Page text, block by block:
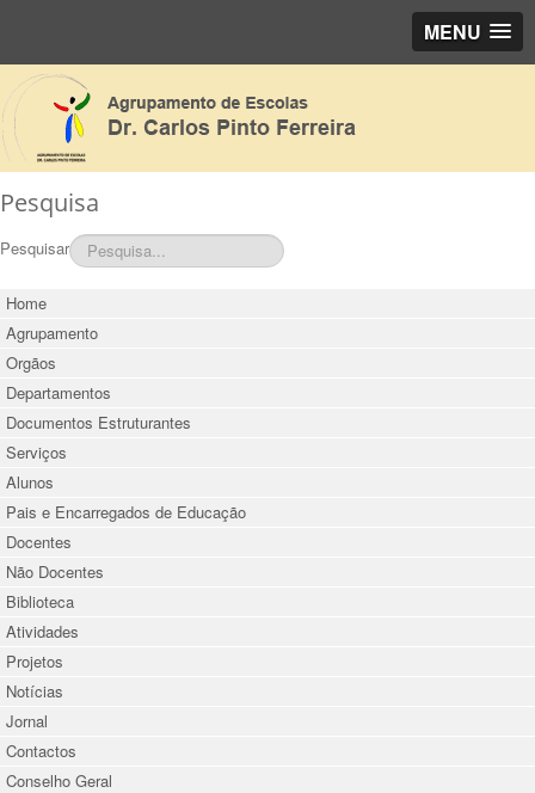
MENU
Pesquisa
Pesquisar
Home
Agrupamento
Orgãos
Departamentos
Documentos Estruturantes
Serviços
Alunos
Pais e Encarregados de Educação
Docentes
Não Docentes
Biblioteca
Atividades
Projetos
Notícias
Jornal
Contactos
Conselho Geral